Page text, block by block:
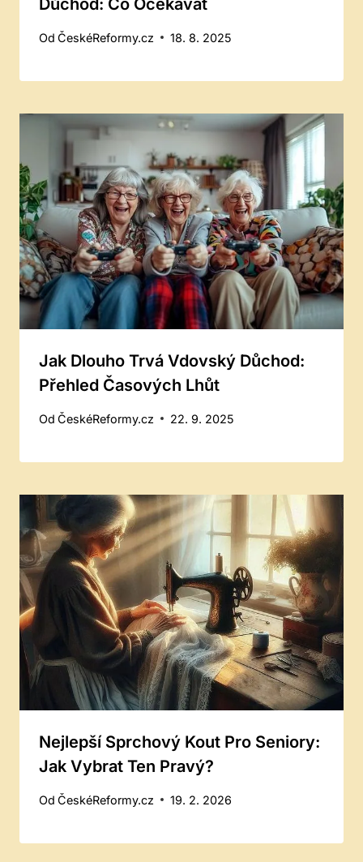
Důchod: Co Očekávat
Od ČeskéReformy.cz 18. 8. 2025
Jak Dlouho Trvá Vdovský Důchod:
Přehled Časových Lhůt
Od ČeskéReformy.cz 22. 9. 2025
Nejlepší Sprchový Kout Pro Seniory:
Jak Vybrat Ten Pravý?
Od ČeskéReformy.cz 19. 2. 2026